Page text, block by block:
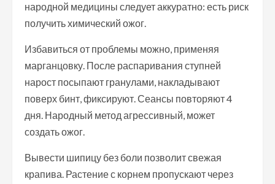
народной медицины следует аккуратно: есть риск
получить химический ожог.
Избавиться от проблемы можно, применяя
марганцовку. После распаривания ступней
нарост посыпают гранулами, накладывают
поверх бинт, фиксируют. Сеансы повторяют 4
дня. Народный метод агрессивный, может
создать ожог.
Вывести шипицу без боли позволит свежая
крапива. Растение с корнем пропускают через